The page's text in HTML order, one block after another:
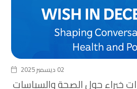
02 ديسمبر 2025
خبراء حول الصحة والسياسات